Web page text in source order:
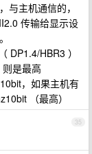
与主机通信的，
传输给显示设
DP1.4/HBR3 ）
是最高
，如果主机有
（最高）
35